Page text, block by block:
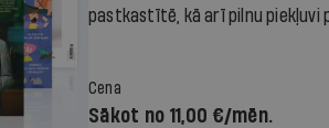
pastkastītē, kā arī pilnu piekļuvi
Cena
Sākot no 11,00 €/mēn.